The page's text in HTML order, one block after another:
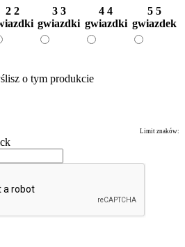
2 2
3 3
gwiazdki
4 4
gwiazdki
5 5
gwiazdek
o tym produkcie
Limit znaków: